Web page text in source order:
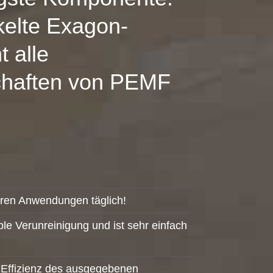
Exagon-
alle
von PEMF
Anwendungen täglich!
Verunreinigung und ist sehr einfach
des ausgegebenen